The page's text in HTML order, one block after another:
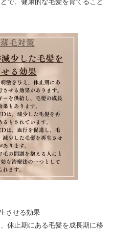
で、健康的な毛髪を育てること
させる効果
休止期にある毛髪を成長期に移